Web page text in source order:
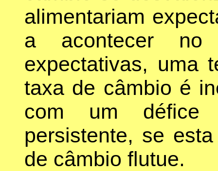
alimentariam
a acontecer
expectativas, uma
taxa de câmbio é
com um défice
persistente, se
de câmbio flutue.